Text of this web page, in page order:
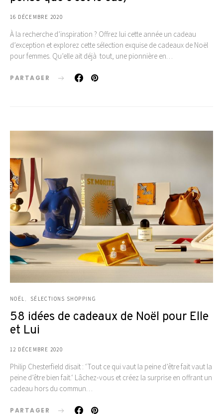
16 DÉCEMBRE 2020
À la recherche d’inspiration ? Offrez lui cette année un cadeau
d’exception et explorez cette sélection exquise de cadeaux de Noël
pour femmes. Qu’elle ait déjà tout, une pionnière en…
PARTAGER
NOËL SÉLECTIONS SHOPPING
58 idées de cadeaux de Noël pour Elle
et Lui
12 DÉCEMBRE 2020
Philip Chesterfield disait : ‘Tout ce qui vaut la peine d’être fait vaut la
peine d’être bien fait.‘ Lâchez-vous et créez la surprise en offrant un
cadeau hors du commun…
PARTAGER